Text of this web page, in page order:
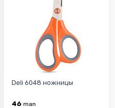
Deli 6048 ножницы
46 man